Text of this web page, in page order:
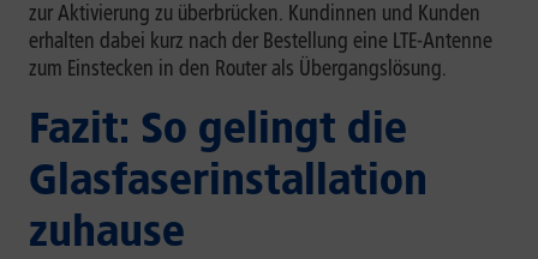
zur Aktivierung zu überbrücken. Kundinnen und Kunden
erhalten dabei kurz nach der Bestellung eine LTE-Antenne
zum Einstecken in den Router als Übergangslösung.
Fazit: So gelingt die
Glasfaserinstallation
zuhause